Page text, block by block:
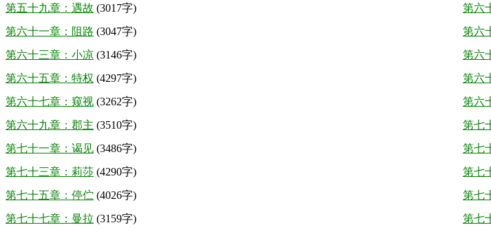
第五十九章：遇故 (3017字) 第六
第六十一章：阻路 (3047字) 第六
第六十三章：小凉 (3146字) 第六
第六十五章：特权 (4297字) 第六
第六十七章：窥视 (3262字) 第六
第六十九章：郡主 (3510字) 第七
第七十一章：谒见 (3486字) 第七
第七十三章：莉莎 (4290字) 第七
第七十五章：停伫 (4026字) 第七
第七十七章：曼拉 (3159字) 第七